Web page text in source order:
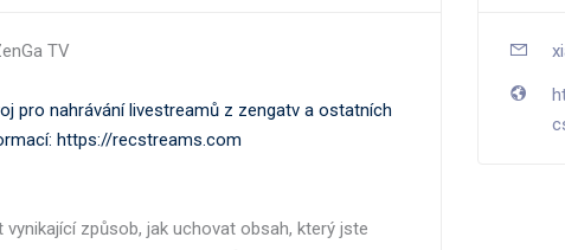
TV
pro nahrávání livestreamů z zengatv a ostatních
https://recstreams.com
vynikající způsob, jak uchovat obsah, který jste